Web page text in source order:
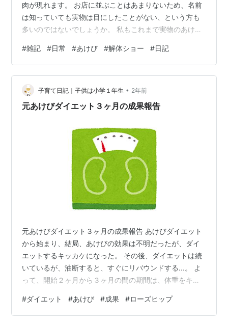
肉が現れます。 お店に並ぶことはあまりないため、名前
は知っていても実物は目にしたことがない、という方も
多いのではないでしょうか。 私もこれまで実物のあけび
あけびをいただき、初めてその姿を目にしました。 さっ
そくひとり解体ショーを開催、長らく幻の果実だったあ
けびの正体が明らかになりましたので、ここでみなさま
にご報告したいと思います（笑） 注：さつまいもではあ
りません 目安がないのでちょっと分かりずらいのです
#雑記 #日常 #あけび #解体ショー #日記
子育て日記｜子供は小学１年生 • 2年前
元あけびダイエット３ヶ月の成果報告
元あけびダイエット３ヶ月の成果報告 あけびダイエット
から始まり、結局、あけびの効果は不明だったが、ダイ
エットするキッカケになった。 その後、ダイエットは続
いているが、油断すると、すぐにリバウンドする...。 よ
って、開始２ヶ月から３ヶ月の間の期間は、体重をキー
ると、本当に代謝が悪く、痩せにくい。 おそらく無駄に
動いたりしないからだ。 一週間前から、ついに禁酒に成
#ダイエット #あけび #成果 #ローズヒップ